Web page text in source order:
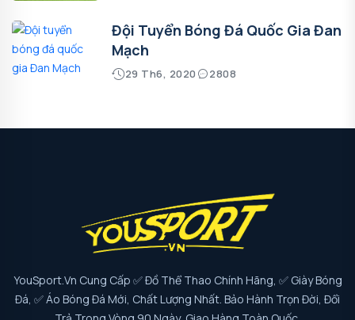
Đội Tuyển Bóng Đá Quốc Gia Đan
Mạch
29 Th6, 2020 2808
YouSport.vn Cung Cấp ✅ Đồ Thể Thao Chính Hãng, ✅ Giày Bóng
Đá, ✅ Áo Bóng Đá Mới, Chất Lượng Nhất. Bảo Hành Trọn Đời, Đổi